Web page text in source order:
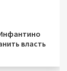
власть